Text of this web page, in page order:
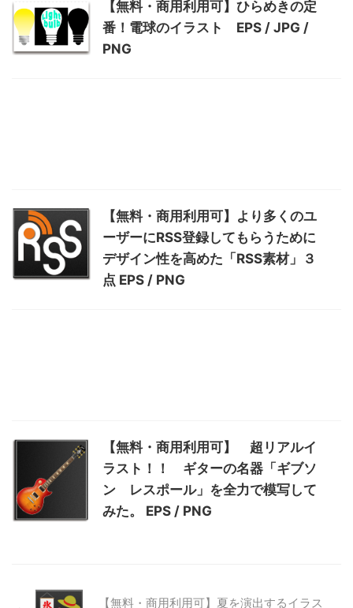
【無料・商用利用可】ひらめきの定
番！電球のイラスト EPS / JPG /
PNG
【無料・商用利用可】より多くのユ
ーザーにRSS登録してもらうために
デザイン性を高めた「RSS素材」３
点 EPS / PNG
【無料・商用利用可】 超リアルイ
ラスト！！ ギターの名器「ギブソ
ン レスポール」を全力で模写して
みた。 EPS / PNG
【無料・商用利用可】夏を演出するイラス